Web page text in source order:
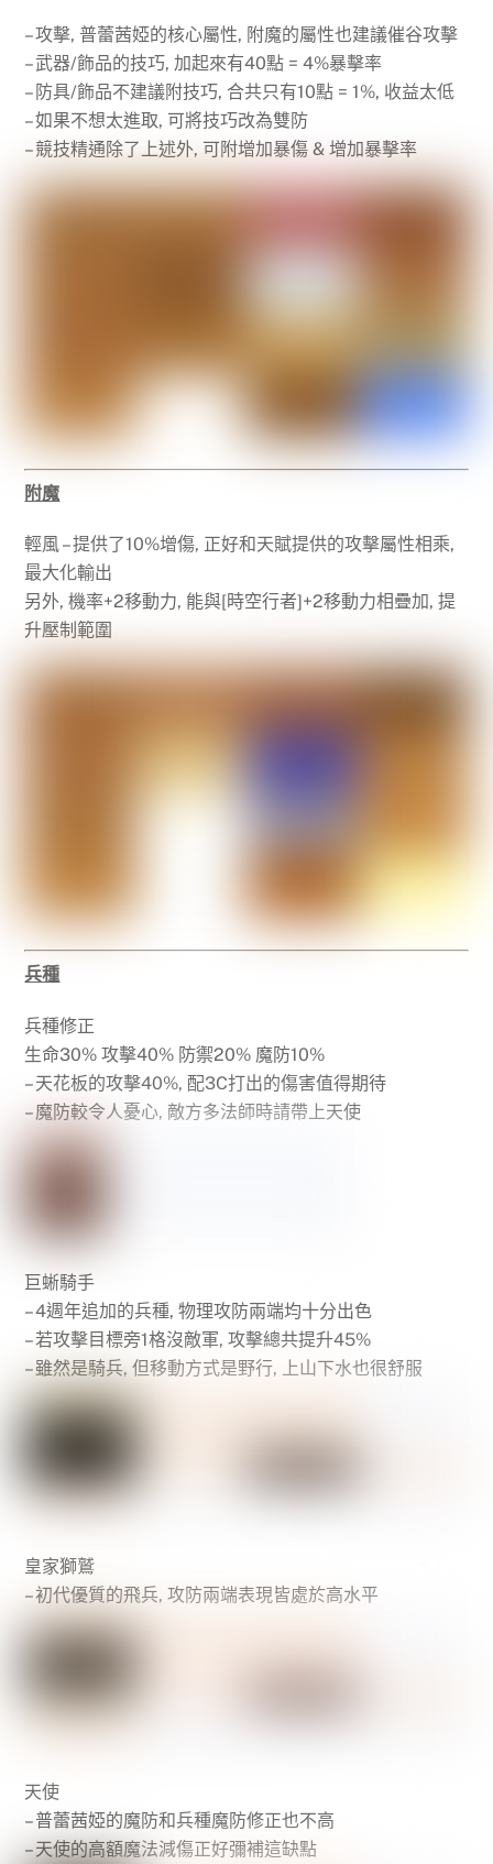
– 攻擊, 普蕾茜婭的核心屬性, 附魔的屬性也建議催谷攻擊
– 武器/飾品的技巧, 加起來有40點 = 4%暴擊率
– 防具/飾品不建議附技巧, 合共只有10點 = 1%, 收益太低
– 如果不想太進取, 可將技巧改為雙防
– 競技精通除了上述外, 可附增加暴傷 & 增加暴擊率
附魔
輕風 – 提供了10%增傷, 正好和天賦提供的攻擊屬性相乘,
最大化輸出
另外, 機率+2移動力, 能與[時空行者]+2移動力相疊加, 提
升壓制範圍
兵種
兵種修正
生命30% 攻擊40% 防禦20% 魔防10%
– 天花板的攻擊40%, 配3C打出的傷害值得期待
– 魔防較令人憂心, 敵方多法師時請帶上天使
巨蜥騎手
– 4週年追加的兵種, 物理攻防兩端均十分出色
– 若攻擊目標旁1格沒敵軍, 攻擊總共提升45%
– 雖然是騎兵, 但移動方式是野行, 上山下水也很舒服
皇家獅鷲
– 初代優質的飛兵, 攻防兩端表現皆處於高水平
天使
– 普蕾茜婭的魔防和兵種魔防修正也不高
– 天使的高額魔法減傷正好彌補這缺點